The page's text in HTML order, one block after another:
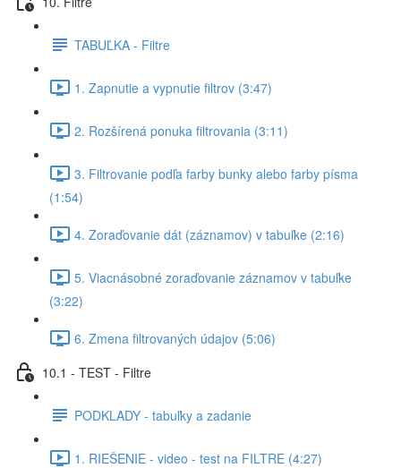
TABUĽKA - Filtre
1. Zapnutie a vypnutie filtrov (3:47)
2. Rozšírená ponuka filtrovania (3:11)
3. Filtrovanie podľa farby bunky alebo farby písma
(1:54)
4. Zoraďovanie dát (záznamov) v tabuľke (2:16)
5. Viacnásobné zoraďovanie záznamov v tabuľke
(3:22)
6. Zmena filtrovaných údajov (5:06)
10.1 - TEST - Filtre
PODKLADY - tabuľky a zadanie
1. RIEŠENIE - video - test na FILTRE (4:27)